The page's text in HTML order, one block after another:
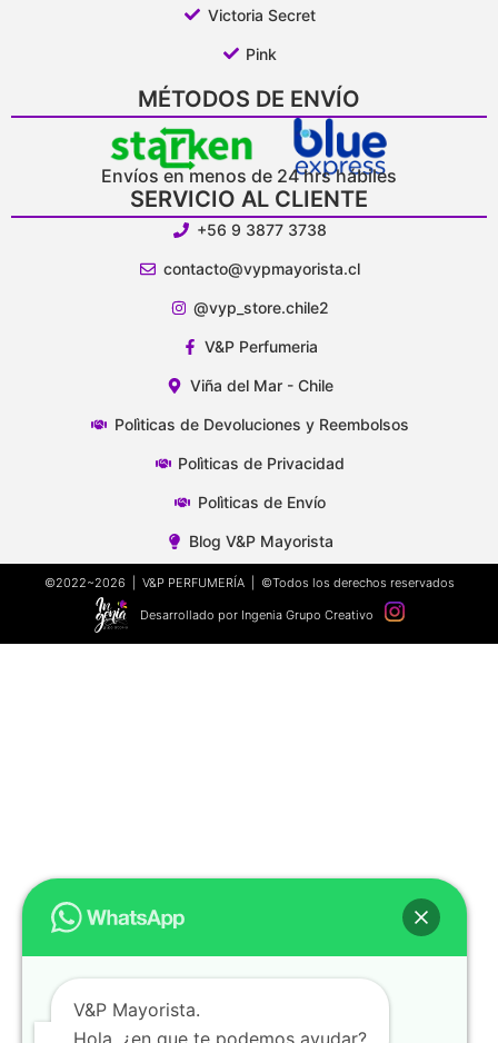
Victoria Secret
Pink
MÉTODOS DE ENVÍO
Envíos en menos de 24 hrs hábiles
SERVICIO AL CLIENTE
+56 9 3877 3738
contacto@vypmayorista.cl
@vyp_store.chile2
V&P Perfumeria
Viña del Mar - Chile
Polìticas de Devoluciones y Reembolsos
Polìticas de Privacidad
Polìticas de Envío
Blog V&P Mayorista
©2022~2026 | V&P PERFUMERÍA | ©Todos los derechos reservados
Desarrollado por Ingenia Grupo Creativo
V&P Mayorista.
Hola, ¿en que te podemos ayudar?